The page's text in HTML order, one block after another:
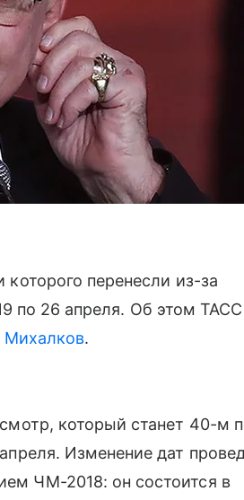
которого перенесли из-за
по 26 апреля. Об этом ТАСС
Михалков.
который станет 40-м
Изменение дат
ЧМ-2018: он состоится в